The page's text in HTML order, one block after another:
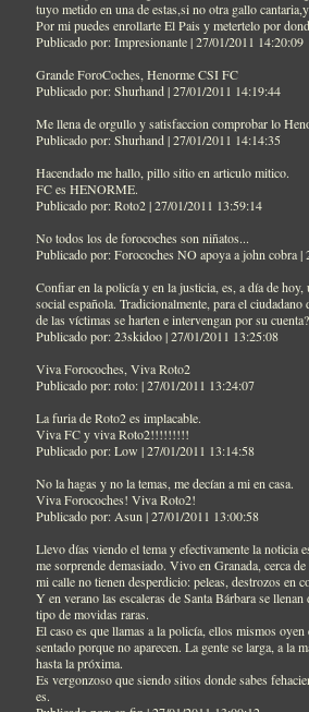
tuyo metido en una de estas,si no otra gallo
Por mi puedes enrollarte El Pais y metertelo por
Publicado por: Impresionante | 27/01/2011 14:20:09
Grande ForoCoches, Henorme CSI FC
Publicado por: Shurhand | 27/01/2011 14:19:44
Me llena de orgullo y satisfaccion comprobar lo
Publicado por: Shurhand | 27/01/2011 14:14:35
Hacendado me hallo, pillo sitio en articulo mitico.
FC es HENORME.
Publicado por: Roto2 | 27/01/2011 13:59:14
No todos los de forocoches son niñatos...
Publicado por: Forocoches NO apoya a john cobra |
Confiar en la policía y en la justicia, es, a día de
social española. Tradicionalmente, para el
de las víctimas se harten e intervengan por su
Publicado por: 23skidoo | 27/01/2011 13:25:08
Viva Forocoches, Viva Roto2
Publicado por: roto: | 27/01/2011 13:24:07
La furia de Roto2 es implacable.
Viva FC y viva Roto2!!!!!!!!!
Publicado por: Low | 27/01/2011 13:14:58
No la hagas y no la temas, me decían a mi en casa.
Viva Forocoches! Viva Roto2!
Publicado por: Asun | 27/01/2011 13:00:58
Llevo días viendo el tema y efectivamente la noticia
me sorprende demasiado. Vivo en Granada, cerca
mi calle no tienen desperdicio: peleas, destrozos en
Y en verano las escaleras de Santa Bárbara se
tipo de movidas raras.
El caso es que llamas a la policía, ellos mismos
sentado porque no aparecen. La gente se larga, a la
hasta la próxima.
Es vergonzoso que siendo sitios donde sabes
es.